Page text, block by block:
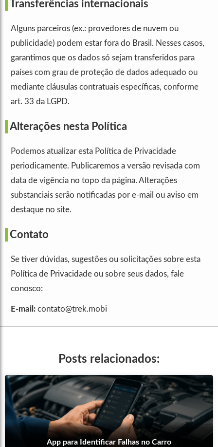
Transferências internacionais
Alguns parceiros (ex.: provedores de nuvem ou
publicidade) podem estar fora do Brasil. Nesses casos,
garantimos que os dados só sejam transferidos para
países com grau de proteção de dados adequado ou
mediante cláusulas contratuais específicas, conforme
art. 33 da LGPD.
Alterações nesta Política
Podemos atualizar esta Política de Privacidade
periodicamente. Publicaremos a versão revisada com
data de vigência no topo da página. Alterações
substanciais serão notificadas por e-mail ou aviso em
destaque no site.
Contato
Se tiver dúvidas, sugestões ou solicitações sobre esta
Política de Privacidade ou sobre seus dados, fale
conosco:
E-mail: contato@trek.mobi
Posts relacionados:
App para Identificar Falhas no Carro